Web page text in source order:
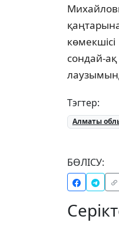
сондай-
Тэгтер:
Алматы
БӨЛІСУ: